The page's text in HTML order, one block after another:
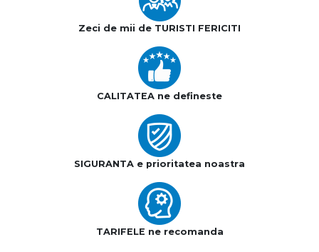
Zeci de mii de TURISTI FERICITI
CALITATEA ne defineste
SIGURANTA e prioritatea noastra
TARIFELE ne recomanda